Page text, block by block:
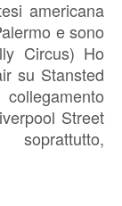
americana
e sono
Circus) Ho
su Stansted
Street